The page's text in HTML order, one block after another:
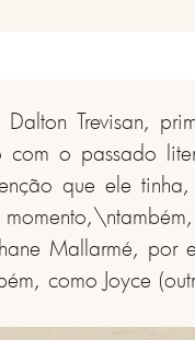
Trevisan,
com o passado
que ele
Mallarmé, por
como Joyce